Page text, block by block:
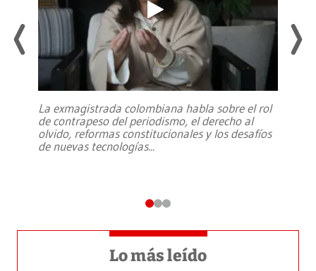
La exmagistrada colombiana habla sobre el rol
de contrapeso del periodismo, el derecho al
olvido, reformas constitucionales y los desafíos
de nuevas tecnologías...
Lo más leído